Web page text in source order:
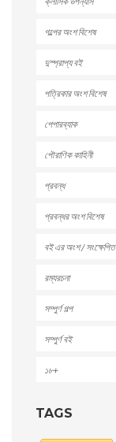
গল্পের অংশ বিশেষ
দুস্প্রাপ্য বই
পত্রিকার অংশ বিশেষ
পেপারব্যাক
পৌরাণিক কাহিনী
প্রবন্ধ
প্রবন্ধর অংশ বিশেষ
বই এর অংশ / সংক্ষেপিত
রম্যরচনা
সম্পুর্ণ গল্প
সম্পুর্ণ বই
১৮+
TAGS